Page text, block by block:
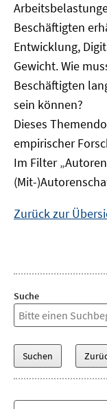
Beschäftigten
Entwicklung,
Gewicht. Wie
Beschäftigten
sein können?
Dieses
empirischer
Im Filter
(Mit-
Zurück zur
Suche